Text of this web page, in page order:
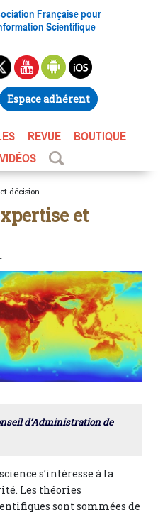
Française pour
Scientifique
Espace adhérent
REVUE
BOUTIQUE
VIDÉOS
décision
et
-
d’Administration de
s’intéresse à la
Les théories
sont sommées de